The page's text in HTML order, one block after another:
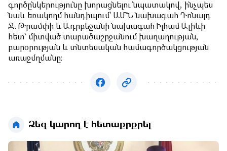
գործընկերությունը խորացնելու նպատակով, ինչպես
նաև եռակողմ հանդիպում՝ ԱՄՆ նախագահ Դոնալդ
Ջ. Թրամփի և Ադրբեջանի նախագահ Իլհամ Ալիևի
հետ՝ միտված տարածաշրջանում խաղաղության,
բարօրության և տնտեսական համագործակցության
առաջմղմանը։
Ձեզ կարող է հետաքրքրել